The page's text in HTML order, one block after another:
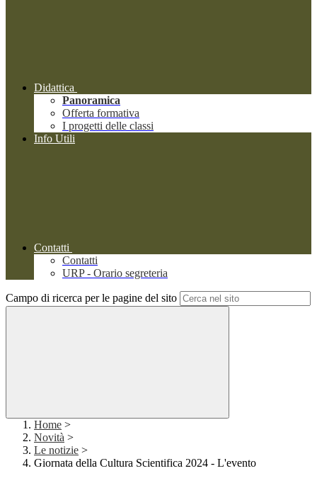
Didattica
Panoramica
Offerta formativa
I progetti delle classi
Info Utili
Contatti
Contatti
URP - Orario segreteria
Campo di ricerca per le pagine del sito
Home >
Novità >
Le notizie >
Giornata della Cultura Scientifica 2024 - L'evento